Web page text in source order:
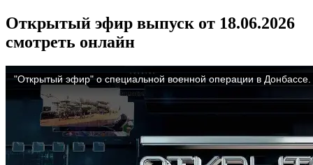
Открытый эфир выпуск от 18.06.2026
смотреть онлайн